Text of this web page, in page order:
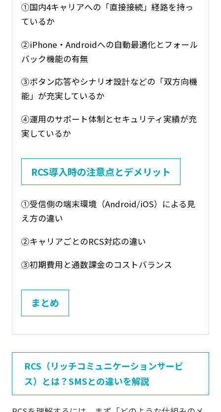
①国内4キャリアへの「直接接続」経路を持っ
ているか
②iPhone・Androidへの自動最適化とフォール
バック機能の有無
③ボタン応答やシナリオ設計などの「双方向機
能」が充実しているか
④運用のサポート体制とセキュリティ実績が充
実しているか
RCS導入時の注意点とデメリット
①受信側の端末環境（Android/iOS）による見
え方の違い
②キャリアごとのRCS対応の違い
③初期費用と通数課金のコストバランス
まとめ
RCS（リッチコミュニケーションサービ
ス）とは？SMSとの違いを解説